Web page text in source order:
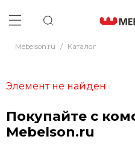
Mebelson.ru / Каталог
Элемент не найден
Покупайте с
Mebelson.ru